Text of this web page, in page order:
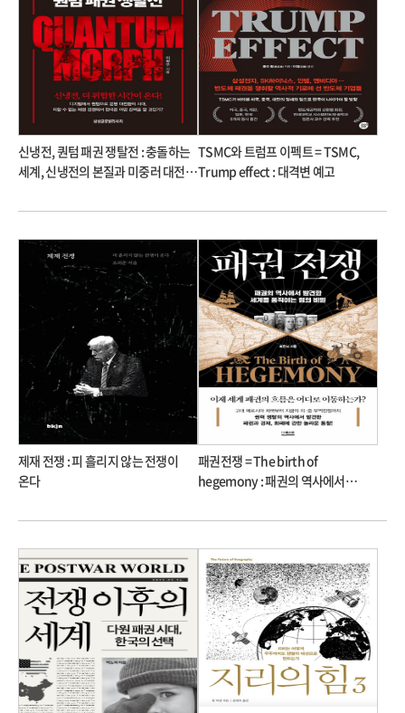
신냉전, 퀀텀 패권 쟁탈전 : 충돌하는
세계, 신냉전의 본질과 미중러 대전략
TSMC와 트럼프 이펙트 = TSMC,
Trump effect : 대격변 예고
제재 전쟁 : 피 흘리지 않는 전쟁이
온다
패권전쟁 = The birth of
hegemony : 패권의 역사에서